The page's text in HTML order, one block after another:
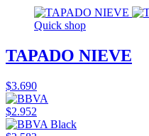
Quick shop
TAPADO NIEVE
$3.690
$2.952